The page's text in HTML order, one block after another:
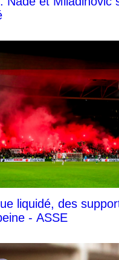
liquidé, des
- ASSE